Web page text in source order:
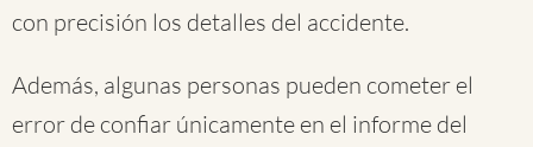
con precisión los detalles del accidente.
Además, algunas personas pueden cometer el
error de confiar únicamente en el informe del